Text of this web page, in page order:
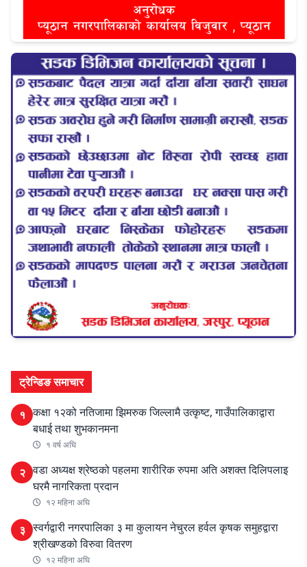
ट्रेन्डिङ समाचार
१ कक्षा १२को नतिजामा झिमरुक जिल्लामै उत्कृष्ट, गाउँपालिकाद्वारा
बधाई तथा शुभकानमना
१ वर्ष अघि
२ वडा अध्यक्ष श्रेष्ठको पहलमा शारीरिक रुपमा अति अशक्त दिलिपलाइ
घरमै नागरिकता प्रदान
१२ महिना अघि
३ स्वर्गद्वारी नगरपालिका ३ मा कुलायन नेचुरल हर्वल कृषक समुहद्वारा
श्रीखण्डको विरुवा वितरण
१२ महिना अघि